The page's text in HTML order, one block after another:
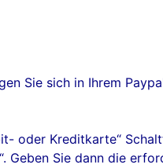
Sie sich in Ihrem
oder Kreditkarte“
Geben Sie dann die